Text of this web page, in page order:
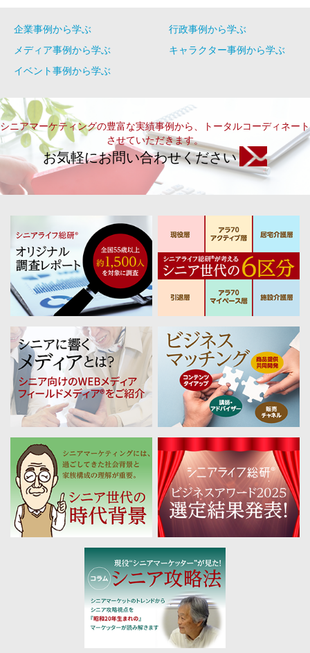
企業事例から学ぶ
行政事例から学ぶ
メディア事例から学ぶ
キャラクター事例から学ぶ
イベント事例から学ぶ
シニアマーケティングの豊富な実績事例から、トータルコーディネート
させていただきます。
お気軽にお問い合わせください